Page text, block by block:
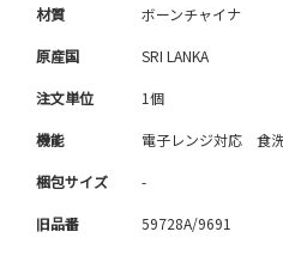
材質 ボーンチャイナ
原産国 SRI LANKA
注文単位 1個
機能 電子レンジ対応 食
梱包サイズ -
旧品番 59728A/9691